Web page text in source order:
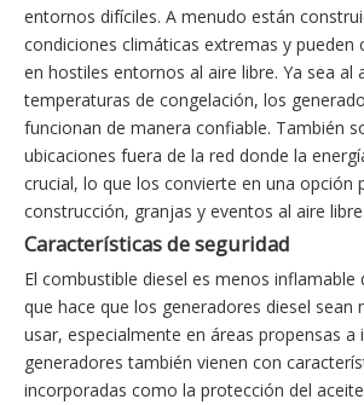
entornos difíciles. A menudo están
condiciones climáticas extremas y pueden
en hostiles entornos al aire libre. Ya sea al
temperaturas de congelación, los
funcionan de manera confiable. También
ubicaciones fuera de la red donde la
crucial, lo que los convierte en una opción
construcción, granjas y eventos al aire libre.
Características de seguridad
El combustible diesel es menos inflamable
que hace que los generadores diesel sean
usar, especialmente en áreas propensas a
generadores también vienen con
incorporadas como la protección del